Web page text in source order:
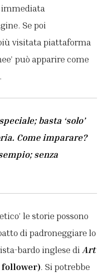
Se poi
visitata piattaforma
può apparire come
basta ‘solo’
Come imparare?
senza
le storie possono
di padroneggiare lo
bardo inglese di Art
. Si potrebbe